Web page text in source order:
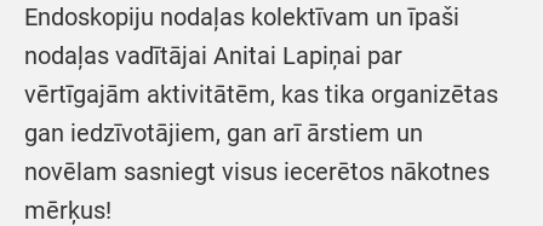
Endoskopiju nodaļas kolektīvam un īpaši
nodaļas vadītājai Anitai Lapiņai par
vērtīgajām aktivitātēm, kas tika organizētas
gan iedzīvotājiem, gan arī ārstiem un
novēlam sasniegt visus iecerētos nākotnes
mērķus!